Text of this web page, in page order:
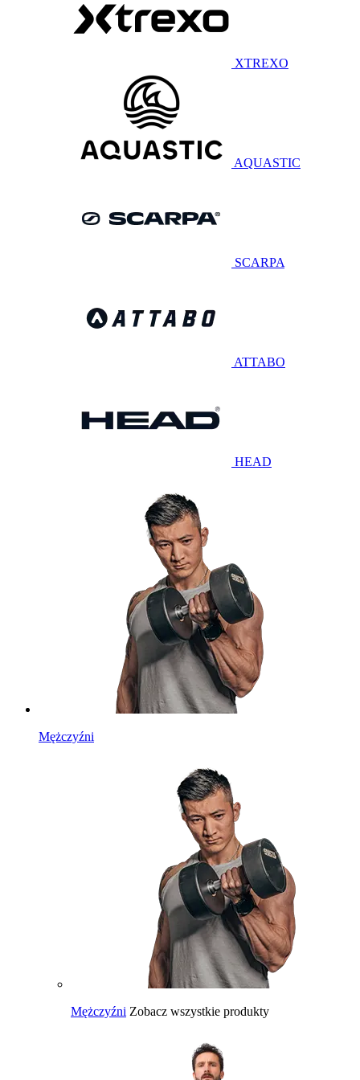
XTREXO
AQUASTIC
SCARPA
ATTABO
HEAD
Mężczyźni
Mężczyźni Zobacz wszystkie produkty